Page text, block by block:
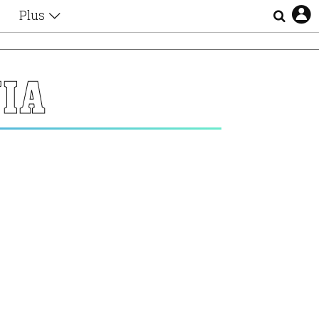
Plus
Αφιερώματα
Ζώδια